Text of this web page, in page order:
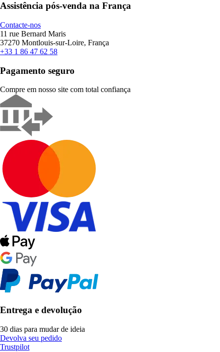
Assistência pós-venda na França
Contacte-nos
11 rue Bernard Maris
37270 Montlouis-sur-Loire, França
+33 1 86 47 62 58
Pagamento seguro
Compre em nosso site com total confiança
Entrega e devolução
30 dias para mudar de ideia
Devolva seu pedido
Trustpilot